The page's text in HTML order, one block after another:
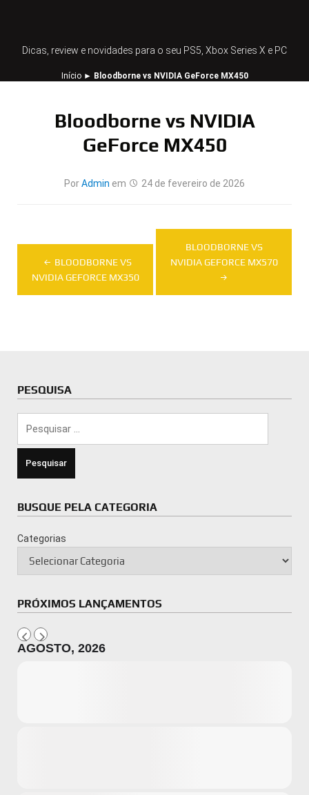
Dicas, review e novidades para o seu PS5, Xbox Series X e PC
Início► Bloodborne vs NVIDIA GeForce MX450
Bloodborne vs NVIDIA
GeForce MX450
PorAdmin em 24 de fevereiro de 2026
Navegação
de
Post
BLOODBORNE VS
NVIDIA GEFORCE MX350
BLOODBORNE VS
NVIDIA GEFORCE MX570
PESQUISA
BUSQUE PELA CATEGORIA
Categorias
PRÓXIMOS LANÇAMENTOS
AGOSTO, 2026